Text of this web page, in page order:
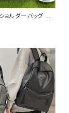
ョルダーバッグ ス
ニバッグ レディー
がけ カジュアル
しゃれ K-B0232